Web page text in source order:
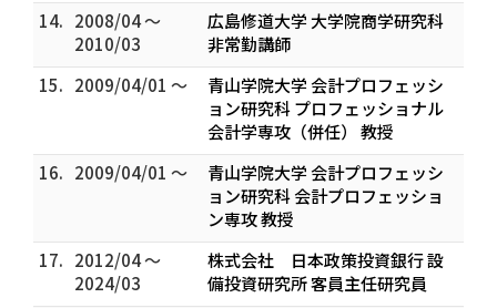
14. 2008/04 ～
2010/03
広島修道大学 大学院商学研究科
非常勤講師
15. 2009/04/01 ～
青山学院大学 会計プロフェッシ
ョン研究科 プロフェッショナル
会計学専攻（併任） 教授
16. 2009/04/01 ～
青山学院大学 会計プロフェッシ
ョン研究科 会計プロフェッショ
ン専攻 教授
17. 2012/04 ～
2024/03
株式会社 日本政策投資銀行 設
備投資研究所 客員主任研究員